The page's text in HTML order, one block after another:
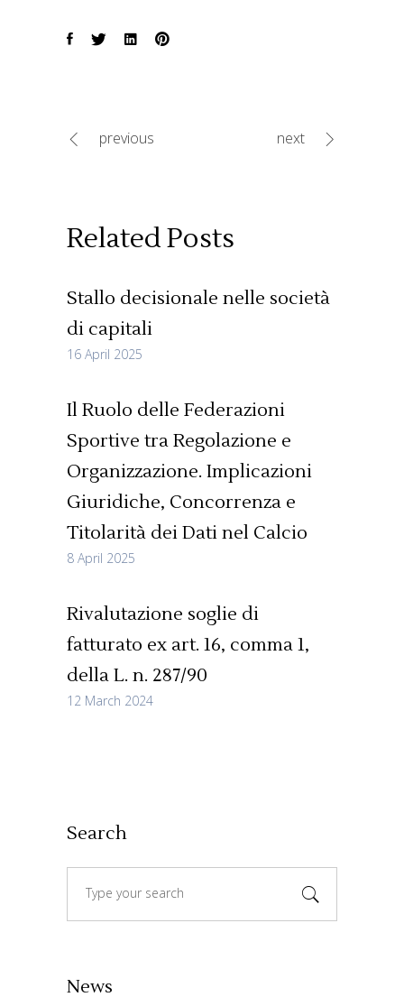
previous next
Related Posts
Stallo decisionale nelle società
di capitali
16 April 2025
Il Ruolo delle Federazioni
Sportive tra Regolazione e
Organizzazione. Implicazioni
Giuridiche, Concorrenza e
Titolarità dei Dati nel Calcio
8 April 2025
Rivalutazione soglie di
fatturato ex art. 16, comma 1,
della L. n. 287/90
12 March 2024
Search
News